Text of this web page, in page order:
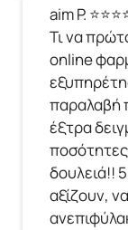
aim P.
Τι να
online
παραλαβή
έξτρα
δουλειά!!
αξίζουν,